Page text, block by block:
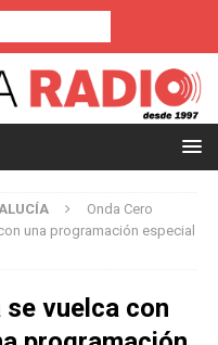
Onda Cero
una programación especial
se vuelca con